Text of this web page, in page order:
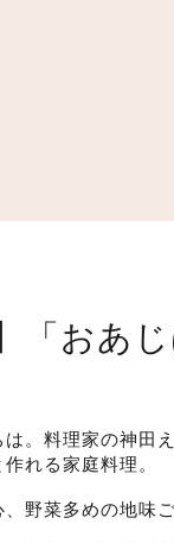
「おあ
は。料理家の神田
れる家庭料理。
野菜多めの地味